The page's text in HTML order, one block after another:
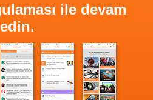
ile devam
edin.